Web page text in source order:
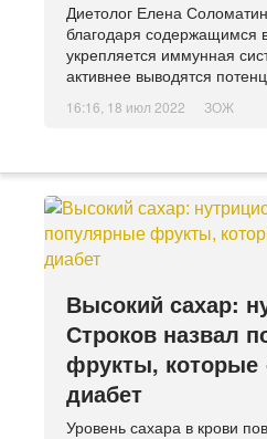
Диетолог Елена
благодаря содержащимся
укрепляется иммунная
активнее выводятся
16:16, 18 июл 2022 ЗОЖ
Высокий сахар:
Строков назвал
фрукты, которые
диабет
Уровень сахара в крови